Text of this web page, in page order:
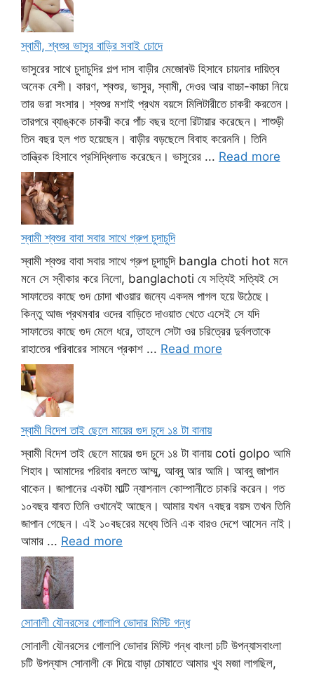
স্বামী, শ্বশুর ভাসুর বাড়ির সবাই চোদে
ভাসুরের সাথে চুদাচুদির গল্প দাস বাড়ীর মেজোবউ হিসাবে চায়নার দায়িত্ব
অনেক বেশী। কারণ, শ্বশুর, ভাসুর, স্বামী, দেওর আর বাচ্চা-কাচ্চা নিয়ে
তার ভরা সংসার। শ্বশুর মশাই প্রথম বয়সে মিলিটারীতে চাকরী করতেন।
তারপরে ব্যাঙ্ককে চাকরী করে পাঁচ বছর হলো রিটায়ার করেছেন। শাশুড়ী
তিন বছর হল গত হয়েছেন। বাড়ীর বড়ছেলে বিবাহ করেননি। তিনি
তান্ত্রিক হিসাবে প্রসিদ্ধিলাভ করেছেন। ভাসুরের ... Read more
স্বামী শ্বশুর বাবা সবার সাথে গ্রুপ চুদাচুদি
স্বামী শ্বশুর বাবা সবার সাথে গ্রুপ চুদাচুদি bangla choti hot মনে
মনে সে স্বীকার করে নিলো, banglachoti যে সত্যিই সত্যিই সে
সাফাতের কাছে গুদ চোদা খাওয়ার জন্যে একদম পাগল হয়ে উঠেছে।
কিন্তু আজ প্রথমবার ওদের বাড়িতে দাওয়াত খেতে এসেই সে যদি
সাফাতের কাছে গুদ মেলে ধরে, তাহলে সেটা ওর চরিত্রের দুর্বলতাকে
রাহাতের পরিবারের সামনে প্রকাশ ... Read more
স্বামী বিদেশ তাই ছেলে মায়ের গুদ চুদে ১৪ টা বানায়
স্বামী বিদেশ তাই ছেলে মায়ের গুদ চুদে ১৪ টা বানায় coti golpo আমি
শিহাব। আমাদের পরিবার বলতে আম্মু, আব্বু আর আমি। আব্বু জাপান
থাকেন। জাপানের একটা মাল্টি ন্যাশনাল কোম্পানীতে চাকরি করেন। গত
১০বছর যাবত তিনি ওখানেই আছেন। আমার যখন ৭বছর বয়স তখন তিনি
জাপান গেছেন। এই ১০বছরের মধ্যে তিনি এক বারও দেশে আসেন নাই।
আমার ... Read more
সোনালী যৌনরসের গোলাপি ভোদার মিস্টি গন্ধ
সোনালী যৌনরসের গোলাপি ভোদার মিস্টি গন্ধ বাংলা চটি উপন্যাসবাংলা
চটি উপন্যাস সোনালী কে দিয়ে বাড়া চোষাতে আমার খুব মজা লাগছিল,